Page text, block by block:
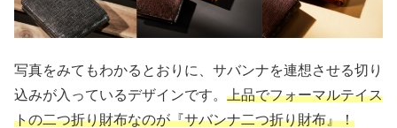
写真をみてもわかるとおりに、サバンナを連想させる切り
込みが入っているデザインです。 上品でフォーマルテイス
トの二つ折り財布なのが『サバンナ二つ折り財布』！